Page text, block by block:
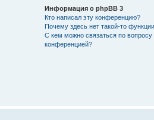
Информация о phpBB 3
Кто написал эту конференцию?
Почему здесь нет такой-то
С кем можно связаться по вопросу
конференцией?